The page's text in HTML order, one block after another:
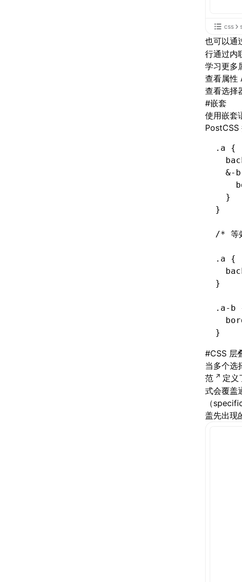
css
也可以通
行通过内
学习更多
查看属性
查看选择
#嵌套
使用嵌套
PostCSS
.a {
  &
-b
  }
}
/* 等
.a {
}
.a-b
}
#CSS 层
当多个选
范
定义
式会覆盖
（
盖先出现